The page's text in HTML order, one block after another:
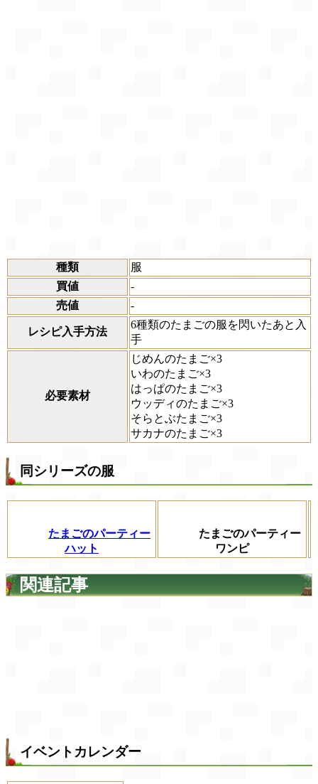
種類
服
買値
-
売値
-
レシピ入手方法
6種類のたまごの服を閃いたあと入
手
必要素材
じめんのたまご×3
いわのたまご×3
はっぱのたまご×3
ウッディのたまご×3
そらとぶたまご×3
サカナのたまご×3
同シリーズの服
たまごのパーティー
ハット
たまごのパーティー
ワンピ
関連記事
イベントカレンダー